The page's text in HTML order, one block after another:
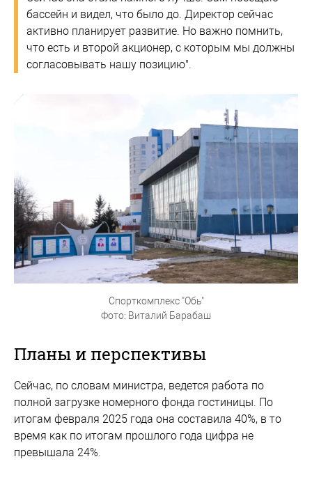
бассейн и видел, что было до. Директор сейчас
активно планирует развитие. Но важно помнить,
что есть и второй акционер, с которым мы должны
согласовывать нашу позицию".
Спорткомплекс "Обь"
Фото: Виталий Барабаш
Планы и перспективы
Сейчас, по словам министра, ведется работа по
полной загрузке номерного фонда гостиницы. По
итогам февраля 2025 года она составила 40%, в то
время как по итогам прошлого года цифра не
превышала 24%.